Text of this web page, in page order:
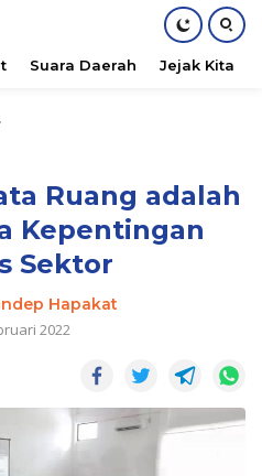
Suara Daerah Jejak Kita
Ruang adalah
Kepentingan
Sektor
Hapakat
2022